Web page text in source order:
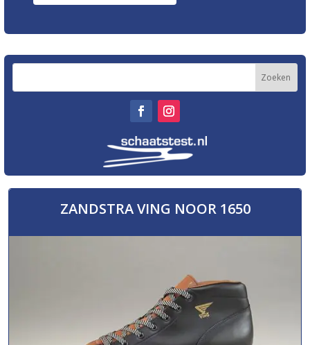
ZANDSTRA VING NOOR 1650